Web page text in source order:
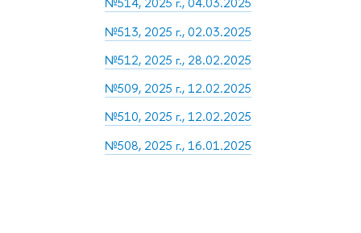
№513, 2025 г., 02.03.2025
№512, 2025 г., 28.02.2025
№509, 2025 г., 12.02.2025
№510, 2025 г., 12.02.2025
№508, 2025 г., 16.01.2025